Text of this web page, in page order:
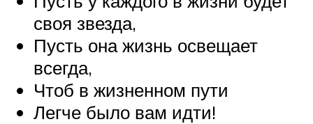
своя звезда,
Пусть она жизнь освещает
всегда,
Чтоб в жизненном пути
Легче было вам идти!